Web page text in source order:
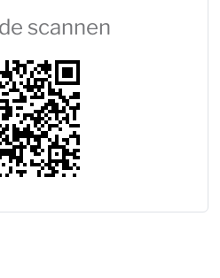
scannen